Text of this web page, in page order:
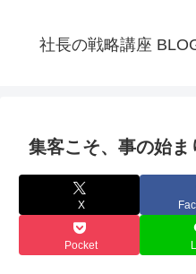
社長の戦略講座
集客こそ、事の始ま
X
Pocket